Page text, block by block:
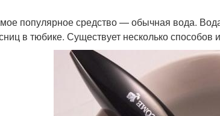
популярное средство — обычная вода.
в тюбике. Существует несколько